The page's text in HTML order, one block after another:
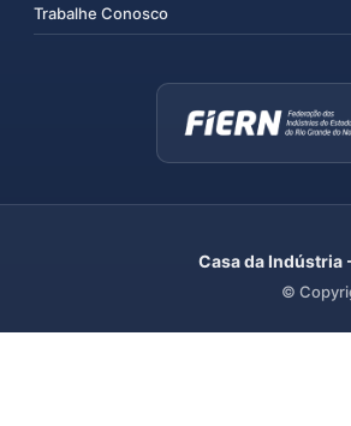
Trabalhe Conosco
Casa da Indústria
©